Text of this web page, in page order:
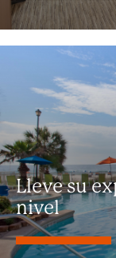
Lleve su
nivel